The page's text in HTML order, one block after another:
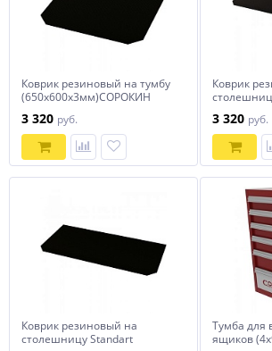
Коврик резиновый на тумбу
(650х600х3мм)СОРОКИН
3 320 руб.
Коврик
3 320 руб.
Коврик резиновый на
столешницу Standart
Тумба для
ящиков